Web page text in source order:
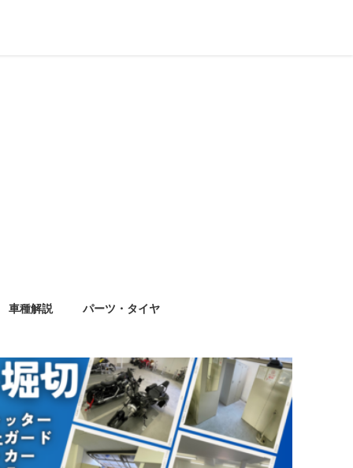
車種解説 パーツ・タイヤ